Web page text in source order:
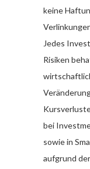
keine
Jedes
Risiken
bei
sowie in
aufgrund